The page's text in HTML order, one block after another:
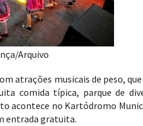
Arquivo
atrações musicais de peso,
comida típica, parque de
acontece no Kartódromo
entrada gratuita.